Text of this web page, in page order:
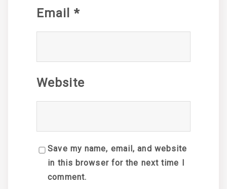
Email *
Website
Save my name, email, and website
in this browser for the next time I
comment.